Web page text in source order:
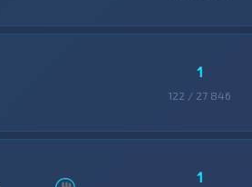
1
122 / 27 846
1